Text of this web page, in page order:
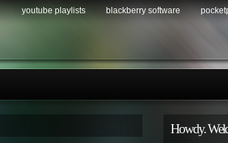
youtube playlists blackberry software
Howdy.